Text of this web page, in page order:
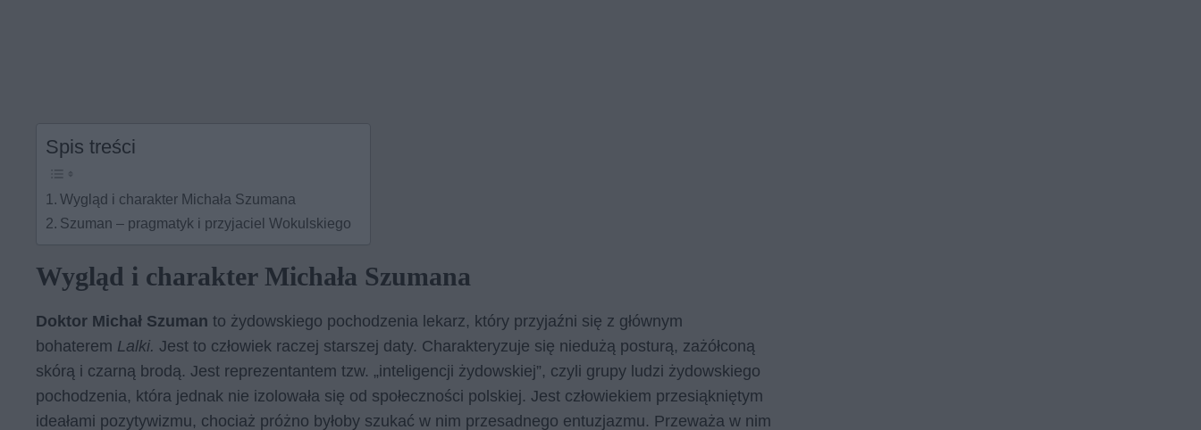
Spis treści
Wygląd i charakter Michała Szumana
Szuman – pragmatyk i przyjaciel Wokulskiego
Wygląd i charakter Michała Szumana
Doktor Michał Szuman to żydowskiego pochodzenia lekarz, który przyjaźni się z głównym
bohaterem Lalki. Jest to człowiek raczej starszej daty. Charakteryzuje się niedużą posturą, zażółconą
skórą i czarną brodą. Jest reprezentantem tzw. „inteligencji żydowskiej”, czyli grupy ludzi żydowskiego
pochodzenia, która jednak nie izolowała się od społeczności polskiej. Jest człowiekiem przesiąkniętym
ideałami pozytywizmu, chociaż próżno byłoby szukać w nim przesadnego entuzjazmu. Przeważa w nim